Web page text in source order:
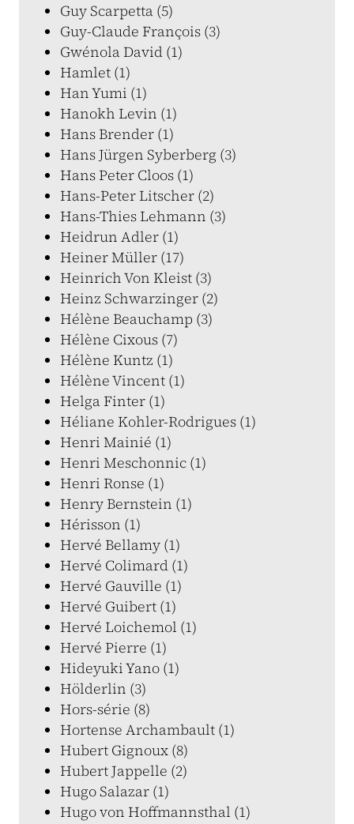
Guy Scarpetta (5)
Guy-Claude François (3)
Gwénola David (1)
Hamlet (1)
Han Yumi (1)
Hanokh Levin (1)
Hans Brender (1)
Hans Jürgen Syberberg (3)
Hans Peter Cloos (1)
Hans-Peter Litscher (2)
Hans-Thies Lehmann (3)
Heidrun Adler (1)
Heiner Müller (17)
Heinrich Von Kleist (3)
Heinz Schwarzinger (2)
Hélène Beauchamp (3)
Hélène Cixous (7)
Hélène Kuntz (1)
Hélène Vincent (1)
Helga Finter (1)
Héliane Kohler-Rodrigues (1)
Henri Mainié (1)
Henri Meschonnic (1)
Henri Ronse (1)
Henry Bernstein (1)
Hérisson (1)
Hervé Bellamy (1)
Hervé Colimard (1)
Hervé Gauville (1)
Hervé Guibert (1)
Hervé Loichemol (1)
Hervé Pierre (1)
Hideyuki Yano (1)
Hölderlin (3)
Hors-série (8)
Hortense Archambault (1)
Hubert Gignoux (8)
Hubert Jappelle (2)
Hugo Salazar (1)
Hugo von Hoffmannsthal (1)